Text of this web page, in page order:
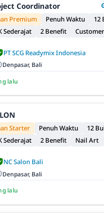
Coordinator
Premium
Penuh Waktu
12
Sederajat
2 Benefit
PT SCG Readymix Indonesia
Denpasar, Bali
lalu
Starter
Penuh Waktu
12
Sederajat
2 Benefit Nail Art
NC Salon Bali
Denpasar, Bali
lalu